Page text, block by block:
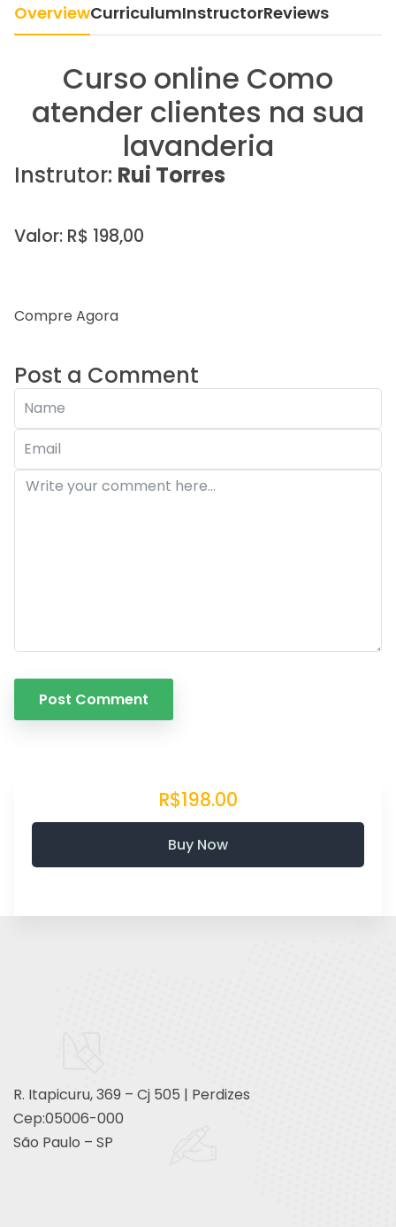
OverviewCurriculumInstructorReviews
Curso online Como
atender clientes na sua
lavanderia
Instrutor: Rui Torres
Valor: R$ 198,00
Compre Agora
Post a Comment
R$198.00
Buy Now
R. Itapicuru, 369 – Cj 505 | Perdizes
Cep:05006-000
São Paulo – SP